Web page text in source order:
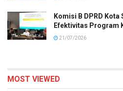
Komisi B DPRD
Efektivitas Program
21/07/2026
MOST VIEWED